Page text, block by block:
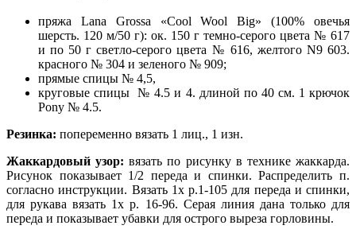
пряжа Lana Grossa «Cool Wool Big» (100% овечья
шерсть. 120 м/50 г): ок. 150 г темно-серого цвета № 617
и по 50 г светло-серого цвета № 616, желтого N9 603.
красного № 304 и зеленого № 909;
прямые спицы № 4,5,
круговые спицы № 4.5 и 4. длиной по 40 см. 1 крючок
Pony № 4.5.
Резинка: попеременно вязать 1 лиц., 1 изн.
Жаккардовый узор: вязать по рисунку в технике жаккарда.
Рисунок показывает 1/2 переда и спинки. Распределить п.
согласно инструкции. Вязать 1х р.1-105 для переда и спинки,
для рукава вязать 1х р. 16-96. Серая линия дана только для
переда и показывает убавки для острого выреза горловины.